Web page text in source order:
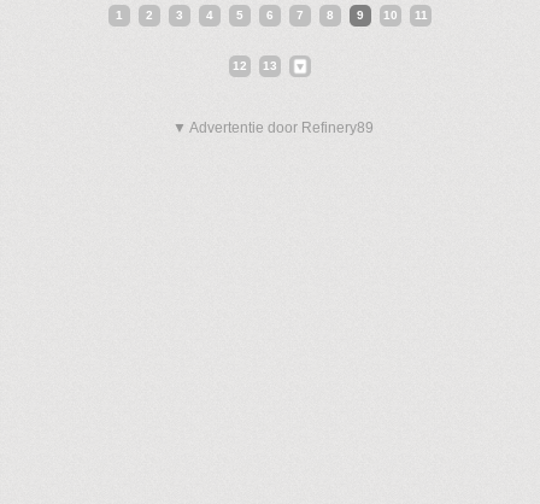
1 2 3 4 5 6 7 8 9 10 11
12 13
▼ Advertentie door Refinery89